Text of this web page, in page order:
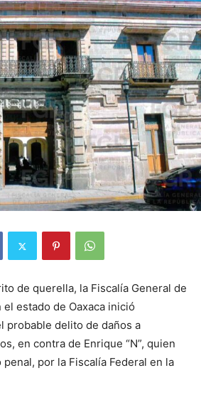
de querella, la Fiscalía General de
el estado de Oaxaca inició
probable delito de daños a
en contra de Enrique “N”, quien
por la Fiscalía Federal en la